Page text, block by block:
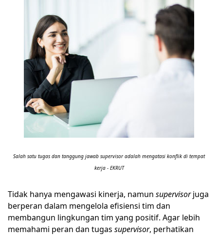
Salah satu tugas dan tanggung jawab supervisor adalah mengatasi konflik di tempat
kerja - EKRUT
Tidak hanya mengawasi kinerja, namun supervisorjuga
berperan dalam mengelola efisiensi tim dan
membangun lingkungan tim yang positif. Agar lebih
memahami peran dan tugas supervisor, perhatikan